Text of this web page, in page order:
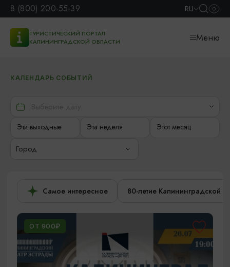
8 (800) 200-55-39 RU
ТУРИСТИЧЕСКИЙ ПОРТАЛ
КАЛИНИНГРАДСКОЙ ОБЛАСТИ
Меню
КАЛЕНДАРЬ СОБЫТИЙ
Эти выходные Эта неделя Этот месяц
Город
Самое интересное 80-летие Калининградской
ОТ 900₽